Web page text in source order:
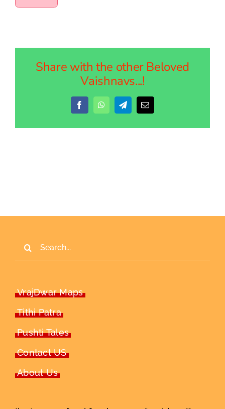
Share with the other Beloved
Vaishnavs...!
FacebookWhatsAppTelegramEmail
VrajDwar Maps
Tithi Patra
Pushti Tales
Contact US
About Us